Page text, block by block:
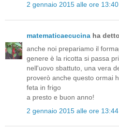
2 gennaio 2015 alle ore 13:40
matematicaecucina ha
anche noi prepariamo il
genere è la ricotta si passa
nell'uovo sbattuto, una vera
proverò anche questo ormai
feta in frigo
a presto e buon anno!
2 gennaio 2015 alle ore 13:44